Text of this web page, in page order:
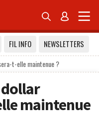
 
FIL INFO
NEWSLETTERS
t-elle maintenue ?
maintenue